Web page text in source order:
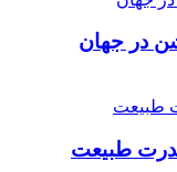
در جهان
قدرت طبیعت